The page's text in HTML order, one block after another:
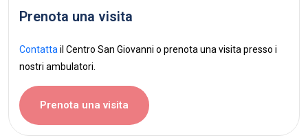
Prenota una visita
Contattail Centro San Giovanni o prenota una visita presso i
nostri ambulatori.
Prenota una visita